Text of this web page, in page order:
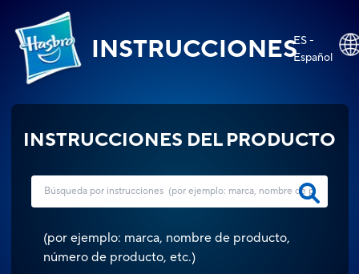
INSTRUCCIONESES -
Español
INSTRUCCIONES DEL PRODUCTO
(por ejemplo: marca, nombre de producto,
número de producto, etc.)